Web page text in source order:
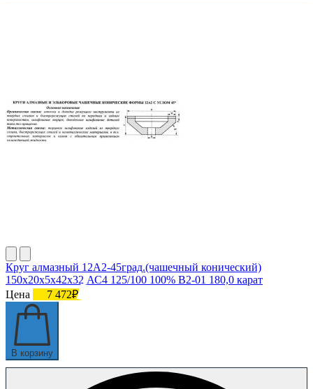
Круг алмазный 12А2-45град.(чашечный конический)
150х20х5х42х32 АС4 125/100 100% В2-01 180,0 карат
Цена
7 472₽
В корзину